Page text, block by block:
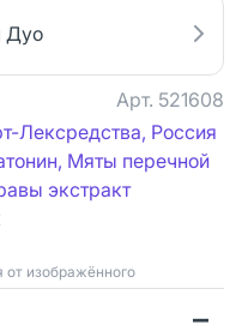
Дуо
Арт. 521608
Лексредства, Россия
Мяты перечной
экстракт
от изображённого